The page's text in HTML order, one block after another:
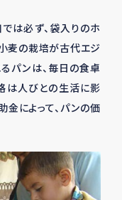
は必ず、袋入りのホ
小麦の栽培が古代エジ
パンは、毎日の食卓
は人びとの生活に影
によって、パンの価